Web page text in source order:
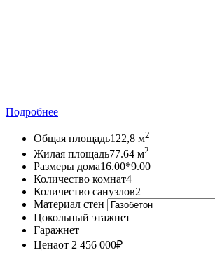
Подробнее
Общая площадь122,8 м2
Жилая площадь77.64 м2
Размеры дома16.00*9.00
Количество комнат4
Количество санузлов2
Материал стен
Цокольный этажнет
Гаражнет
Ценаот 2 456 000₽